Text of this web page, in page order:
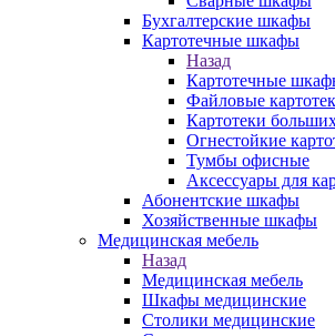
Бухгалтерские шкафы
Картотечные шкафы
Назад
Картотечные
Файловые
Картотеки
Огнестойкие
Тумбы офисные
Аксессуары для
Абонентские шкафы
Хозяйственные шкафы
Медицинская мебель
Назад
Медицинская мебель
Шкафы медицинские
Столики медицинские